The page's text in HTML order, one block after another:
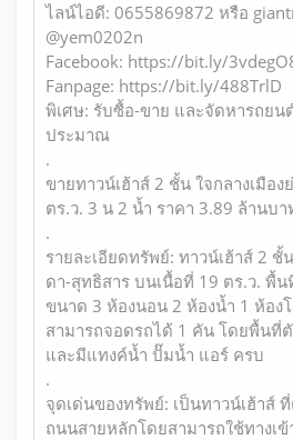
ไลน์ไอดี: 0655869872 หรือ
@yem0202n
Facebook: https://bit.ly/
Fanpage: https://bit.ly/488TrlD
พิเศษ: รับซื้อ-ขาย และจัดหารถยน
ประมาณ
.
ขายทาวน์เฮ้าส์ 2 ชั้น ใจกลางเมือ
ตร.ว. 3 น 2 น้ำ ราคา 3.89 ล้านบา
.
รายละเอียดทรัพย์: ทาวน์เฮ้าส์ 2 ชั้
ดา-สุทธิสาร บนเนื้อที่ 19 ตร.ว. พื้
ขนาด 3 ห้องนอน 2 ห้องน้ำ 1 ห้อง
สามารถจอดรถได้ 1 คัน โดยพื้นที่ตั
และมีแทงค์น้ำ ปั๊มน้ำ แอร์ ครบ
.
จุดเด่นของทรัพย์: เป็นทาวน์เฮ้าส์
ถนนสายหลักโดยสามารถใช้ทางเ